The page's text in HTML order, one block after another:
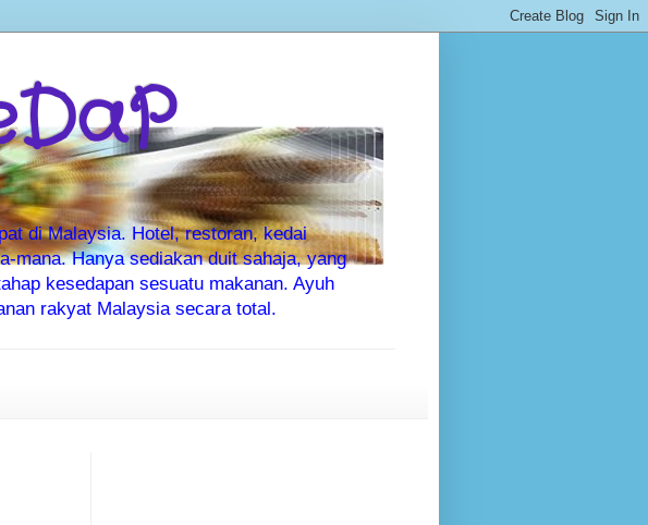
di Malaysia. Hotel, restoran, kedai
mana. Hanya sediakan duit sahaja, yang
kesedapan sesuatu makanan. Ayuh
rakyat Malaysia secara total.